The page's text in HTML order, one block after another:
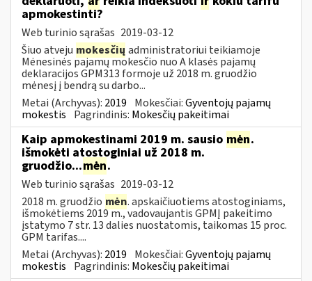
apmokestinti?
Web turinio sąrašas 2019-03-12
Šiuo atveju mokesčių administratoriui teikiamoje
Mėnesinės pajamų mokesčio nuo A klasės pajamų
deklaracijos GPM313 formoje už 2018 m. gruodžio
mėnesį į bendrą su darbo...
Metai (Archyvas): 2019 Mokesčiai:Gyventojų pajamų
mokestis Pagrindinis: Mokesčių pakeitimai
Kaip apmokestinami 2019 m. sausio mėn.
išmokėti atostoginiai už 2018 m.
gruodžio...mėn.
Web turinio sąrašas 2019-03-12
2018 m. gruodžio mėn. apskaičiuotiems atostoginiams,
išmokėtiems 2019 m., vadovaujantis GPMĮ pakeitimo
įstatymo 7 str. 13 dalies nuostatomis, taikomas 15 proc.
GPM tarifas....
Metai (Archyvas): 2019 Mokesčiai:Gyventojų pajamų
mokestis Pagrindinis: Mokesčių pakeitimai